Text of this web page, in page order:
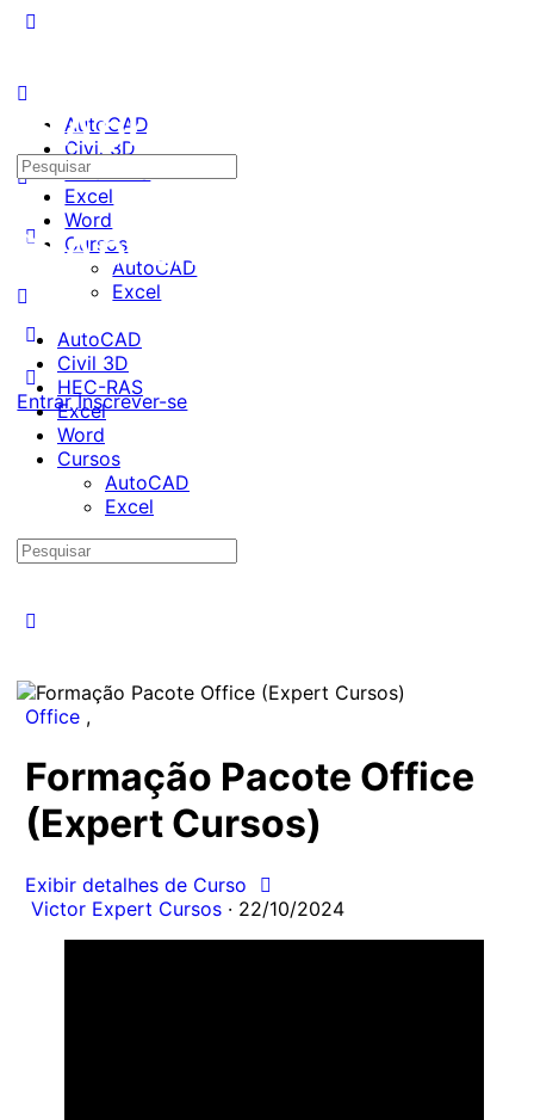
AutoCAD
Civil 3D
HEC-RAS
Excel
Word
Cursos
AutoCAD
Excel
Entrar Inscrever-se
Pesquisar
por:
AutoCAD
Civil 3D
HEC-RAS
Excel
Word
Cursos
AutoCAD
Excel
Pesquisar
Office ,
Formação Pacote Office
(Expert Cursos)
Exibir detalhes de Curso
Victor Expert Cursos · 22/10/2024